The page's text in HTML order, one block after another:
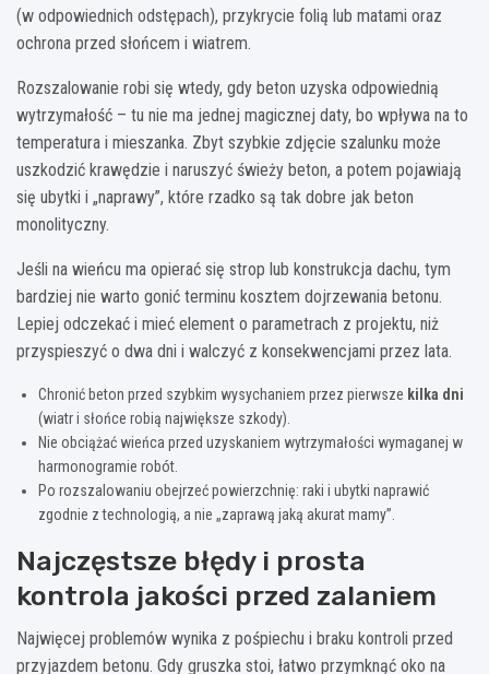
(w odpowiednich odstępach), przykrycie folią lub matami oraz
ochrona przed słońcem i wiatrem.
Rozszalowanie robi się wtedy, gdy beton uzyska odpowiednią
wytrzymałość – tu nie ma jednej magicznej daty, bo wpływa na to
temperatura i mieszanka. Zbyt szybkie zdjęcie szalunku może
uszkodzić krawędzie i naruszyć świeży beton, a potem pojawiają
się ubytki i „naprawy”, które rzadko są tak dobre jak beton
monolityczny.
Jeśli na wieńcu ma opierać się strop lub konstrukcja dachu, tym
bardziej nie warto gonić terminu kosztem dojrzewania betonu.
Lepiej odczekać i mieć element o parametrach z projektu, niż
przyspieszyć o dwa dni i walczyć z konsekwencjami przez lata.
Chronić beton przed szybkim wysychaniem przez pierwsze kilka dni
(wiatr i słońce robią największe szkody).
Nie obciążać wieńca przed uzyskaniem wytrzymałości wymaganej w
harmonogramie robót.
Po rozszalowaniu obejrzeć powierzchnię: raki i ubytki naprawić
zgodnie z technologią, a nie „zaprawą jaką akurat mamy”.
Najczęstsze błędy i prosta
kontrola jakości przed zalaniem
Najwięcej problemów wynika z pośpiechu i braku kontroli przed
przyjazdem betonu. Gdy gruszka stoi, łatwo przymknąć oko na